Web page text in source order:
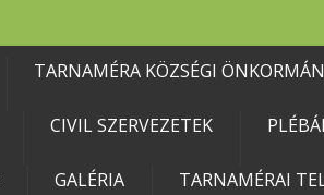
TARNAMÉRA KÖZSÉGI
CIVIL SZERVEZETEK
GALÉRIA TARNAMÉRAI